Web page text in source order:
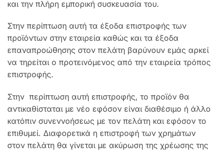
και την πλήρη εμπορική συσκευασία του.
Στην περίπτωση αυτή τα έξοδα επιστροφής των
προϊόντων στην εταιρεία καθώς και τα έξοδα
επαναπροώθησης στον πελάτη βαρύνουν εμάς αρκεί
να τηρείται ο προτεινόμενος από την εταιρεία τρόπος
επιστροφής.
Στην περίπτωση αυτή επιστροφής, το προϊόν θα
αντικαθίσταται με νέο εφόσον είναι διαθέσιμο ή άλλο
κατόπιν συνεννοήσεως με τον πελάτη και εφόσον το
επιθυμεί. Διαφορετικά η επιστροφή των χρημάτων
στον πελάτη θα γίνεται με ακύρωση της χρέωσης της